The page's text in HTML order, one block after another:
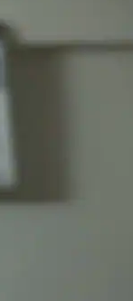
ज्यादातर
होता है।
होती है,
कोई दिक्कत आ